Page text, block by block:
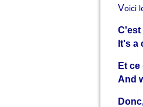
Voici
C'est
It's a
Et
And